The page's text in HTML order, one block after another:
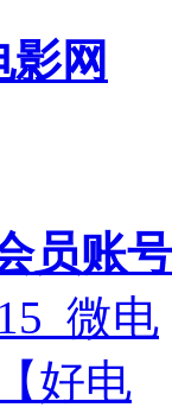
网
员账号